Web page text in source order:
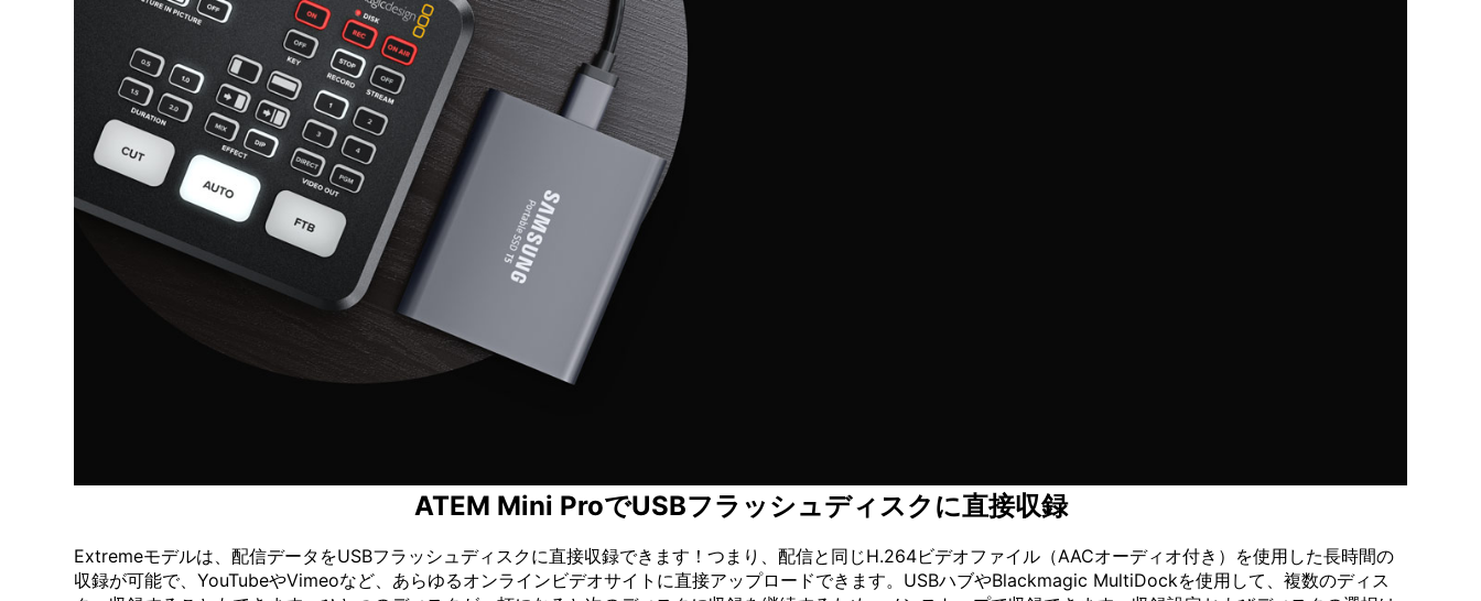
ATEM Mini ProでUSBフラッシュディスクに直接収録
Extremeモデルは、配信データをUSBフラッシュディスクに直接収録できます！つまり、配信と同じH.264ビデオファイル（AACオーディオ付き）を使用した長時間の
収録が可能で、YouTubeやVimeoなど、あらゆるオンラインビデオサイトに直接アップロードできます。USBハブやBlackmagic MultiDockを使用して、複数のディス